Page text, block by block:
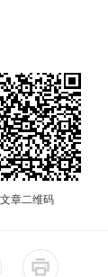
文章二维码